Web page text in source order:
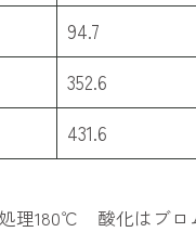
94.7
352.6
431.6
理180℃ 酸化はブロ